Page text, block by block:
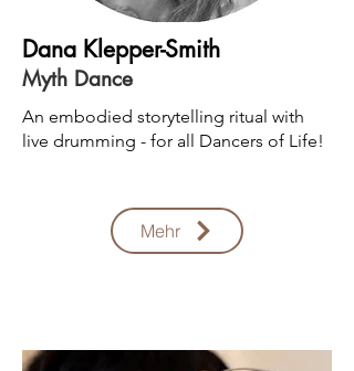
Dana Klepper-Smith
Myth Dance
An embodied storytelling ritual with
live drumming - for all Dancers of Life!
Mehr